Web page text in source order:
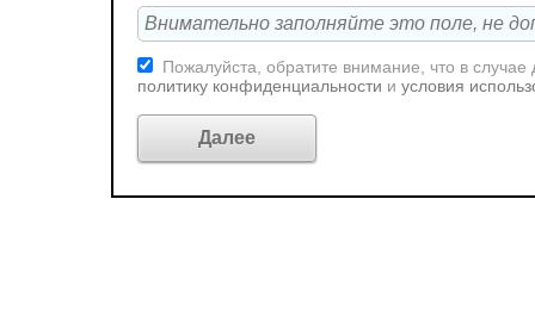
Пожалуйста, обратите внимание, что в
политику конфиденциальности и условия